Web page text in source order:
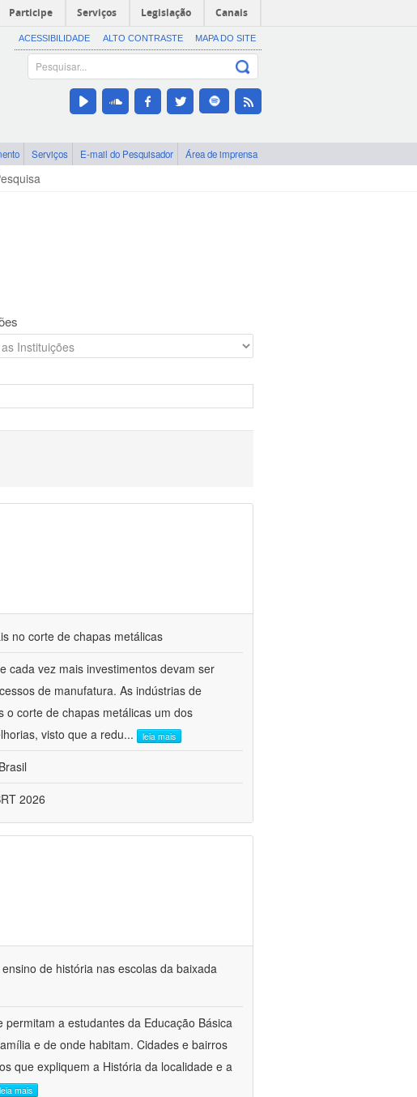
Participe Serviços Legislação Canais
ACESSIBILIDADE ALTO CONTRASTE MAPA DO SITE
Serviços E-mail do Pesquisador Área de imprensa
no corte de chapas metálicas
cada vez mais investimentos devam ser
de manufatura. As indústrias de
o corte de chapas metálicas um dos
visto que a redu... leia mais
2026
de história nas escolas da baixada
a estudantes da Educação Básica
e de onde habitam. Cidades e bairros
que expliquem a História da localidade e a
leia mais